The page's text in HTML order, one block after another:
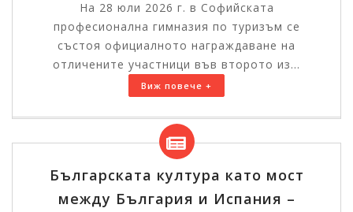
На 28 юли 2026 г. в Софийската
професионална гимназия по туризъм се
състоя официалното награждаване на
отличените участници във второто из...
Виж повече +
Българската култура като мост
между България и Испания –